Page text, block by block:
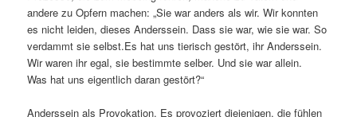
andere zu Opfern machen: „Sie war anders als wir. Wir konnten
es nicht leiden, dieses Anderssein. Dass sie war, wie sie war. So
verdammt sie selbst.Es hat uns tierisch gestört, ihr Anderssein.
Wir waren ihr egal, sie bestimmte selber. Und sie war allein.
Was hat uns eigentlich daran gestört?“
Anderssein als Provokation. Es provoziert diejenigen, die fühlen